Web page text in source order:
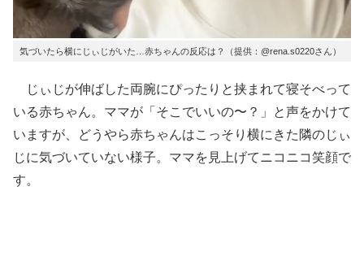
気づいたら横にじぃじがいた…赤ちゃんの反応は？（提供：@rena.s0220さん）
じぃじが伸ばした両腕にぴったりと挟まれて寝そべって
いる赤ちゃん。ママが「そこでいいの〜？」と声をかけて
いますが、どうやら赤ちゃんはこっそり横にきた隣のじぃ
じに気づいていない様子。ママを見上げてニコニコ笑顔で
す。